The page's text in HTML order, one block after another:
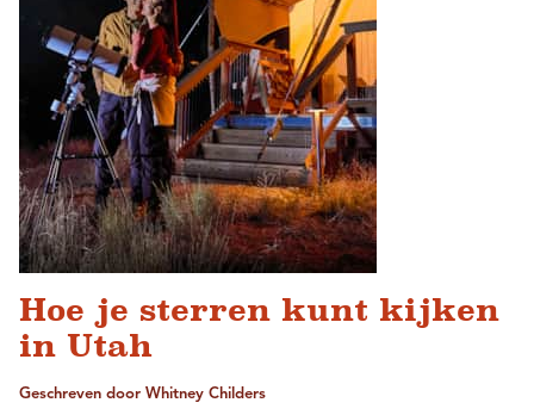
Hoe je sterren kunt kijken
in Utah
Geschreven door Whitney Childers